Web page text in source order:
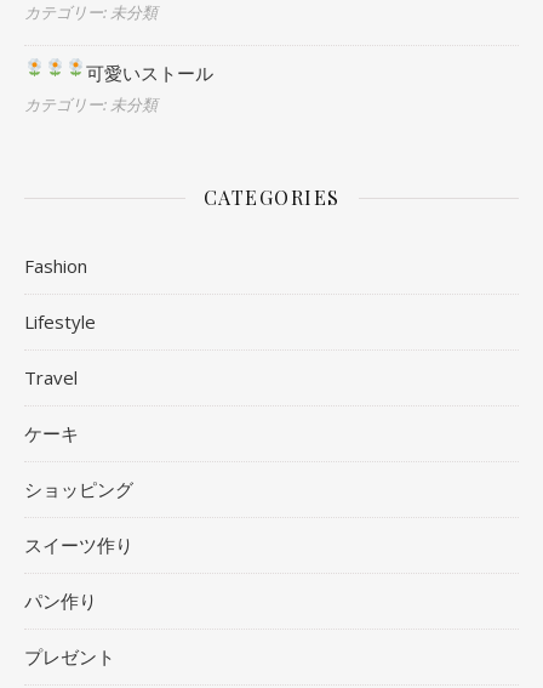
カテゴリー: 未分類
可愛いストール
カテゴリー: 未分類
CATEGORIES
Fashion
Lifestyle
Travel
ケーキ
ショッピング
スイーツ作り
パン作り
プレゼント